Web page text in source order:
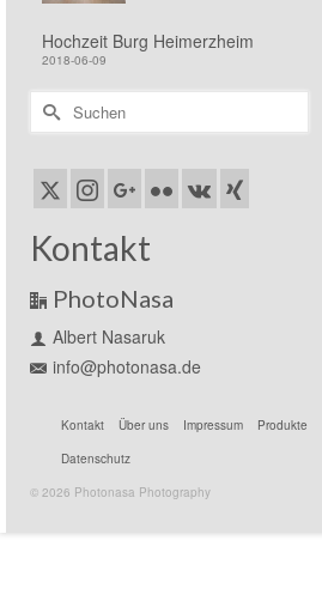
Hochzeit Burg Heimerzheim
2018-06-09
Suchen
nach:
Kontakt
PhotoNasa
Albert Nasaruk
info@photonasa.de
Kontakt Über uns Impressum Produkte
Datenschutz
© 2026 Photonasa Photography